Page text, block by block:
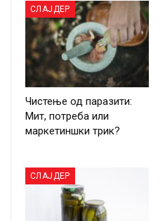
СЛАЈДЕР
Чистење од паразити:
Мит, потреба или
маркетиншки трик?
СЛАЈДЕР